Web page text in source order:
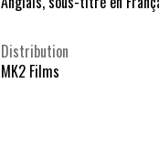
Distribution
MK2 Films